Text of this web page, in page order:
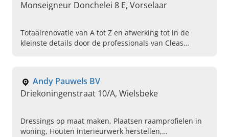
Monseigneur Donchelei 8 E, Vorselaar
Totaalrenovatie van A tot Z en afwerking tot in de
kleinste details door de professionals van Cleas
Andy Pauwels BV
Driekoningenstraat 10/A, Wielsbeke
Dressings op maat maken, Plaatsen raamprofielen in
woning, Houten interieurwerk herstellen,